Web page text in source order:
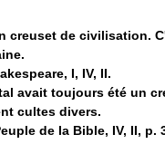
creuset de civilisation.
I, IV, II.
avait toujours été un
cultes divers.
de la Bible, IV, II, p.